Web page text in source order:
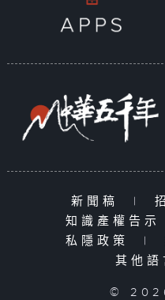
新聞稿 |
知識產權告示
私隱政策
|
其他
©